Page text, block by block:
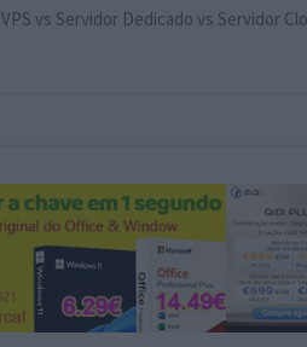
VPS vs Servidor Dedicado vs Servidor